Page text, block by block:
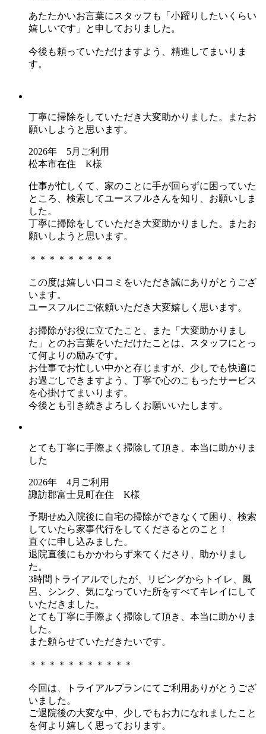
あたたかいお言葉にスタッフも「小躍りしたいくらい
嬉しいです」と申しておりました。
今後も頼っていただけますよう、精進してまいりま
す。
丁寧に掃除をしていただき大変助かりました。またお
願いしようと思います。
2026年 5月ご利用
松本市在住 K様
仕事が忙しくて、家のことに手が回らずに困っていた
ところ、検索してユースフルさんを知り、お願いしま
した。
丁寧に掃除をしていただき大変助かりました。またお
願いしようと思います。
＊＊＊＊＊＊＊＊＊
この度は嬉しい口コミをいただき誠にありがとうござ
います。
ユースフルにご依頼いただき大変嬉しく思います。
お掃除がお役に立てたこと、また「大変助かりまし
た」とのお言葉をいただけたことは、スタッフにとっ
て何よりの励みです。
お仕事でお忙しい中かと存じますが、少しでも快適に
お過ごしできますよう、丁寧で心のこもったサービス
を心掛けてまいります。
今後とも引き続きよろしくお願いいたします。
とても丁寧に手際よく掃除して頂き、本当に助かりま
した
2026年 4月ご利用
諏訪郡富士見町在住 K様
予期せぬ入院後に自宅の掃除ができなくて困り、検索
していたら家事代行をしてくださるとのこと！
直ぐに申し込みました。
退院直後にもかかわらず来てくださり、助かりまし
た。
3時間トライアルでしたが、リビングからトイレ、風
呂、シンク、気になっていた所をすべてキレイにして
いただきました。
とても丁寧に手際よく掃除して頂き、本当に助かりま
した。
また頼らせていただきたいです。
＊＊＊＊＊＊＊＊＊＊＊
今回は、トライアルプランにてご利用ありがとうござ
いました。
ご退院後の大変な中、少しでもお力になれましたこと
を何より嬉しく思っております。